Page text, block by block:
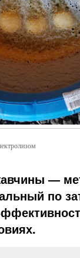
—
по